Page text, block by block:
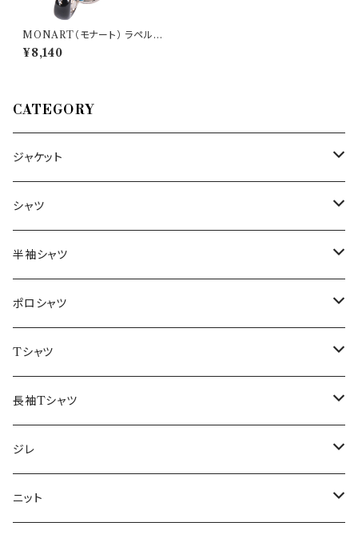
MONART（モナート） ラペルピ
ン SC/RGM/K45 23178
¥8,140
CATEGORY
ジャケット
～44/S
46/M
48/L
50/XL～
シャツ
～44/S
46/M
48/L
50/XL～
半袖シャツ
～44/S
46/M
48/L
50/XL～
ポロシャツ
～44/S
46/M
48/L
50/XL～
Tシャツ
～44/S
46/M
48/L
長袖Tシャツ
～44/S
46/M
ジレ
～44/S
ニット